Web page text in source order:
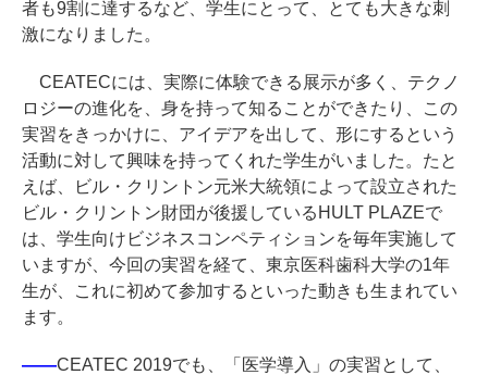
者も9割に達するなど、学生にとって、とても大きな刺
激になりました。
CEATECには、実際に体験できる展示が多く、テクノ
ロジーの進化を、身を持って知ることができたり、この
実習をきっかけに、アイデアを出して、形にするという
活動に対して興味を持ってくれた学生がいました。たと
えば、ビル・クリントン元米大統領によって設立された
ビル・クリントン財団が後援しているHULT PLAZEで
は、学生向けビジネスコンペティションを毎年実施して
いますが、今回の実習を経て、東京医科歯科大学の1年
生が、これに初めて参加するといった動きも生まれてい
ます。
――CEATEC 2019でも、「医学導入」の実習として、